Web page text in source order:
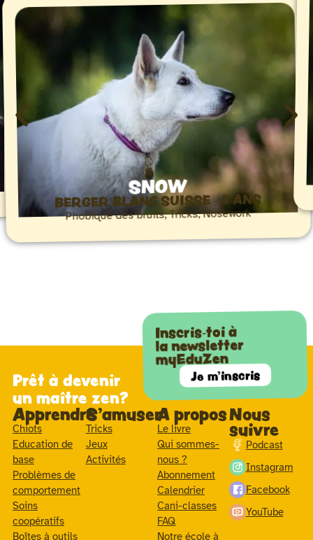
SNOW
BERGER BLANC SUISSE - 3 ANS
Phobique des bruits, Tricks, Nosework
Prêt à devenir
un maître zen?
Inscris-toi à
la newsletter
myEduZen
Je m'inscris
Apprendre
Chiots
Education de
base
Problèmes de
comportement
Soins
coopératifs
Boîtes à outils
S'amuser
Tricks
Jeux
Activités
A propos
Le livre
Qui sommes-
nous ?
Abonnement
Calendrier
Cani-classes
FAQ
Notre école à
Nous
suivre
Podcast
Instagram
Facebook
YouTube